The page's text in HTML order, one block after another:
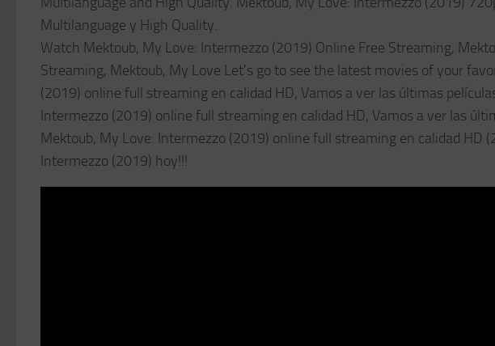
Multilanguage y High Quality.
Watch Mektoub, My Love: Intermezzo (2019) Online Free Streaming,
Streaming, Mektoub, My Love Let’s go to see the latest movies of your
(2019) online full streaming en calidad HD, Vamos a ver las últimas
Intermezzo (2019) online full streaming en calidad HD, Vamos a ver las
Mektoub, My Love: Intermezzo (2019) online full streaming en calidad HD
Intermezzo (2019) hoy!!!